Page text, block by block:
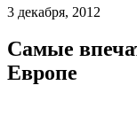
3 декабря, 2012
Самые
Европе